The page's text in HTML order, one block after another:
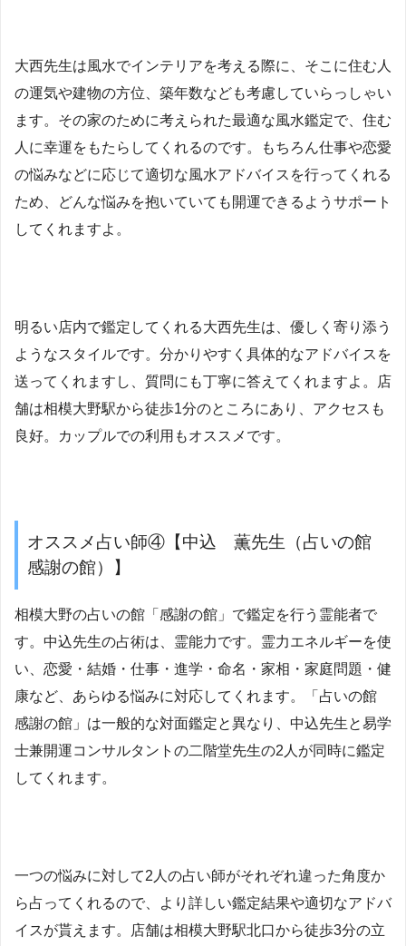
大西先生は風水でインテリアを考える際に、そこに住む人
の運気や建物の方位、築年数なども考慮していらっしゃい
ます。その家のために考えられた最適な風水鑑定で、住む
人に幸運をもたらしてくれるのです。もちろん仕事や恋愛
の悩みなどに応じて適切な風水アドバイスを行ってくれる
ため、どんな悩みを抱いていても開運できるようサポート
してくれますよ。
明るい店内で鑑定してくれる大西先生は、優しく寄り添う
ようなスタイルです。分かりやすく具体的なアドバイスを
送ってくれますし、質問にも丁寧に答えてくれますよ。店
舗は相模大野駅から徒歩1分のところにあり、アクセスも
良好。カップルでの利用もオススメです。
オススメ占い師④【中込 薫先生（占いの館
感謝の館）】
相模大野の占いの館「感謝の館」で鑑定を行う霊能者で
す。中込先生の占術は、霊能力です。霊力エネルギーを使
い、恋愛・結婚・仕事・進学・命名・家相・家庭問題・健
康など、あらゆる悩みに対応してくれます。「占いの館
感謝の館」は一般的な対面鑑定と異なり、中込先生と易学
士兼開運コンサルタントの二階堂先生の2人が同時に鑑定
してくれます。
一つの悩みに対して2人の占い師がそれぞれ違った角度か
ら占ってくれるので、より詳しい鑑定結果や適切なアドバ
イスが貰えます。店舗は相模大野駅北口から徒歩3分の立